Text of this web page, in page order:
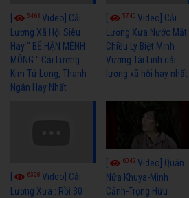
5463 Video] Cải
Lương Xã Hội Siêu
Hay " BỂ HẬN MÊNH
MÔNG " Cải Lương
Kim Tử Long, Thanh
Ngân Hay Nhất
5740Video] Cải
Lương Xưa Nước Mắt
Chiều Ly Biệt Minh
Vương Tài Linh cải
lương xã hội hay nhất
6328 Video] Cải
Lương Xưa : Rồi 30
6042Video] Quán
Nửa Khuya-Minh
Cảnh-Trọng Hữu